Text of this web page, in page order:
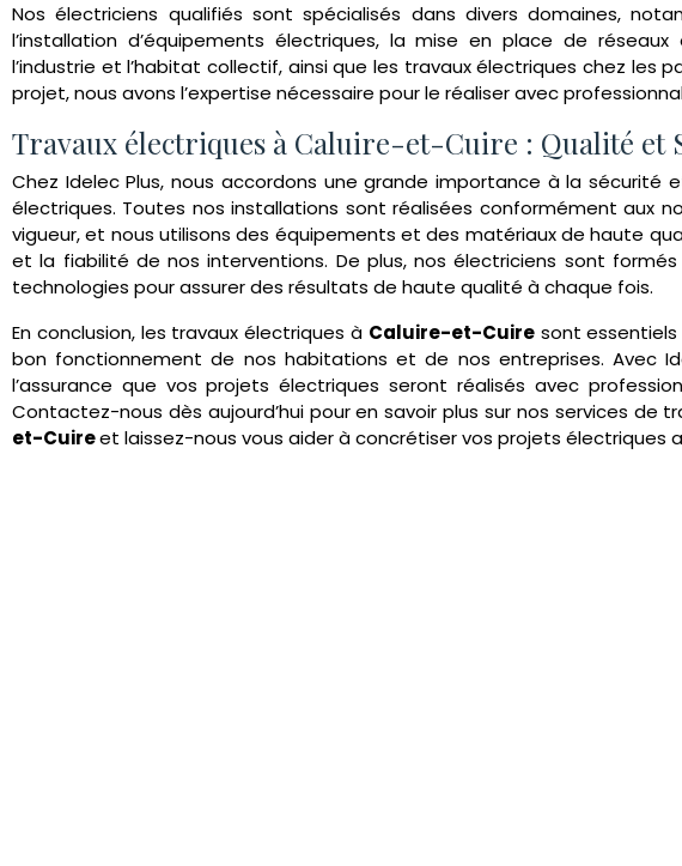
Nos électriciens qualifiés sont spécialisés dans divers domaines,
l’installation d’équipements électriques, la mise en place de
l’industrie et l’habitat collectif, ainsi que les travaux électriques chez les
projet, nous avons l’expertise nécessaire pour le réaliser avec
Travaux électriques à Caluire-et-Cuire : Qualité et
Chez Idelec Plus, nous accordons une grande importance à la sécurité
électriques. Toutes nos installations sont réalisées conformément aux
vigueur, et nous utilisons des équipements et des matériaux de haute
et la fiabilité de nos interventions. De plus, nos électriciens sont
technologies pour assurer des résultats de haute qualité à chaque fois.
En conclusion, les travaux électriques à Caluire-et-Cuiresont essentiels
bon fonctionnement de nos habitations et de nos entreprises. Avec
l’assurance que vos projets électriques seront réalisés avec
Contactez-nous dès aujourd’hui pour en savoir plus sur nos services de
et-Cuireet laissez-nous vous aider à concrétiser vos projets électriques